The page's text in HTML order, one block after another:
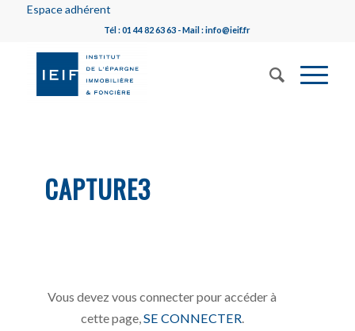
Espace adhérent
Tél : 01 44 82 63 63 - Mail : info@ieif.fr
CAPTURE3
Vous devez vous connecter pour accéder à
cette page, SE CONNECTER